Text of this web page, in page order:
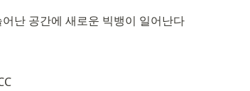
난 공간에 새로운 빅뱅이 일어난다